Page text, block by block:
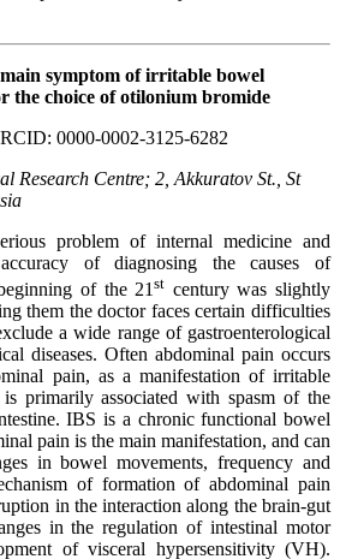
symptom of irritable bowel
the choice of otilonium bromide
0000-0002-3125-6282
Research Centre; 2, Akkuratov St., St
problem of internal medicine and
accuracy of diagnosing the causes of
of the 21st century was slightly
them the doctor faces certain difficulties
a wide range of gastroenterological
diseases. Often abdominal pain occurs
pain, as a manifestation of irritable
primarily associated with spasm of the
IBS is a chronic functional bowel
pain is the main manifestation, and can
in bowel movements, frequency and
of formation of abdominal pain
in the interaction along the brain-gut
in the regulation of intestinal motor
of visceral hypersensitivity (VH).